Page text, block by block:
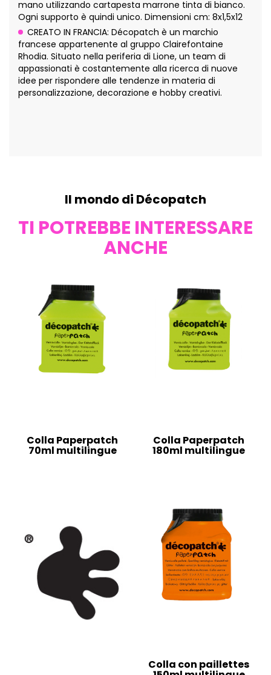
mano utilizzando cartapesta marrone tinta di bianco.
Ogni supporto è quindi unico. Dimensioni cm: 8x1,5x12
CREATO IN FRANCIA: Décopatch è un marchio
francese appartenente al gruppo Clairefontaine
Rhodia. Situato nella periferia di Lione, un team di
appassionati è costantemente alla ricerca di nuove
idee per rispondere alle tendenze in materia di
personalizzazione, decorazione e hobby creativi.
Il mondo di Décopatch
TI POTREBBE INTERESSARE
ANCHE
Colla Paperpatch
70ml multilingue
Colla Paperpatch
180ml multilingue
Colla con paillettes